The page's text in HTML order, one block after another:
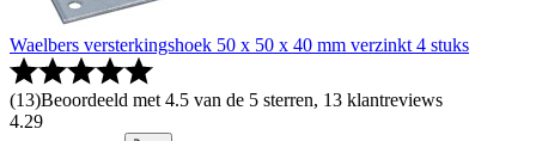
Waelbers versterkingshoek 50 x 50 x 40 mm verzinkt 4 stuks
(13)Beoordeeld met 4.5 van de 5 sterren, 13 klantreviews
4.29